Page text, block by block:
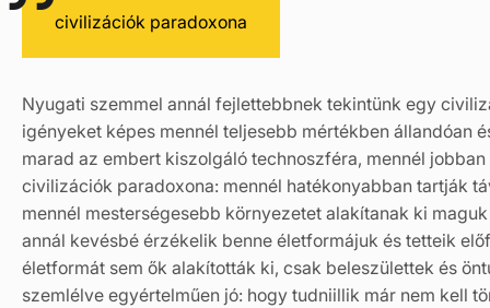
civilizációk paradoxona
Nyugati szemmel annál fejlettebbnek tekintünk egy
igényeket képes mennél teljesebb mértékben állandóan
marad az embert kiszolgáló technoszféra, mennél
civilizációk paradoxona: mennél hatékonyabban tartják
mennél mesterségesebb környezetet alakítanak ki
annál kevésbé érzékelik benne életformájuk és tetteik
életformát sem ők alakították ki, csak beleszülettek és
szemlélve egyértelműen jó: hogy tudniillik már nem kell